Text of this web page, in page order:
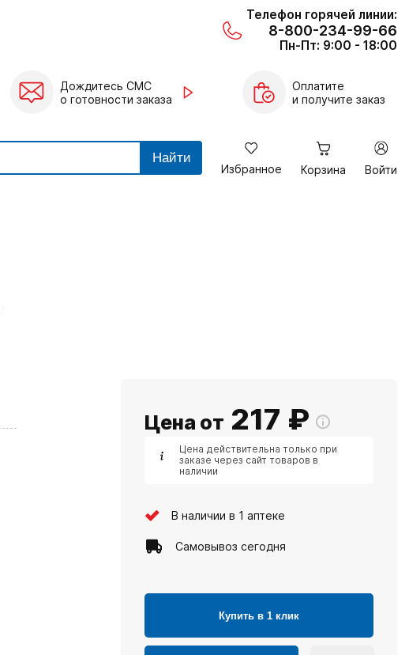
Телефон горячей линии:
8-800-234-99-66
Пн-Пт: 9:00 - 18:00
Дождитесь СМС
о готовности заказа
Оплатите
и получите заказ
Найти
Избранное Корзина Войти
Цена от 217 ₽
Цена действительна только при
заказе через сайт товаров в
наличии
В наличии в 1 аптеке
Самовывоз сегодня
Купить в 1 клик